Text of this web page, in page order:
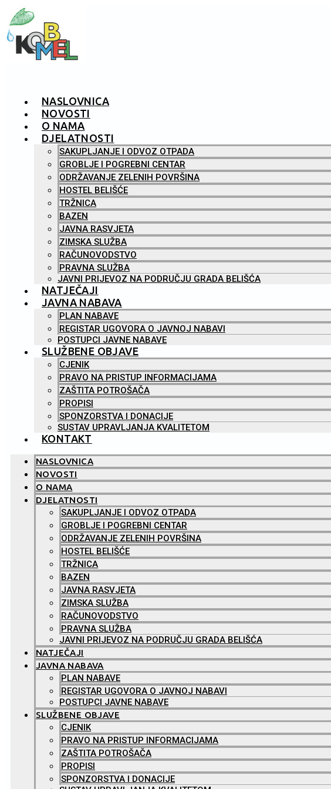
NASLOVNICA
NOVOSTI
O NAMA
DJELATNOSTI
SAKUPLJANJE I ODVOZ OTPADA
GROBLJE I POGREBNI CENTAR
ODRŽAVANJE ZELENIH POVRŠINA
HOSTEL BELIŠĆE
TRŽNICA
BAZEN
JAVNA RASVJETA
ZIMSKA SLUŽBA
RAČUNOVODSTVO
PRAVNA SLUŽBA
JAVNI PRIJEVOZ NA PODRUČJU GRADA BELIŠĆA
NATJEČAJI
JAVNA NABAVA
PLAN NABAVE
REGISTAR UGOVORA O JAVNOJ NABAVI
POSTUPCI JAVNE NABAVE
SLUŽBENE OBJAVE
CJENIK
PRAVO NA PRISTUP INFORMACIJAMA
ZAŠTITA POTROŠAČA
PROPISI
SPONZORSTVA I DONACIJE
SUSTAV UPRAVLJANJA KVALITETOM
KONTAKT
NASLOVNICA
NOVOSTI
O NAMA
DJELATNOSTI
SAKUPLJANJE I ODVOZ OTPADA
GROBLJE I POGREBNI CENTAR
ODRŽAVANJE ZELENIH POVRŠINA
HOSTEL BELIŠĆE
TRŽNICA
BAZEN
JAVNA RASVJETA
ZIMSKA SLUŽBA
RAČUNOVODSTVO
PRAVNA SLUŽBA
JAVNI PRIJEVOZ NA PODRUČJU GRADA BELIŠĆA
NATJEČAJI
JAVNA NABAVA
PLAN NABAVE
REGISTAR UGOVORA O JAVNOJ NABAVI
POSTUPCI JAVNE NABAVE
SLUŽBENE OBJAVE
CJENIK
PRAVO NA PRISTUP INFORMACIJAMA
ZAŠTITA POTROŠAČA
PROPISI
SPONZORSTVA I DONACIJE